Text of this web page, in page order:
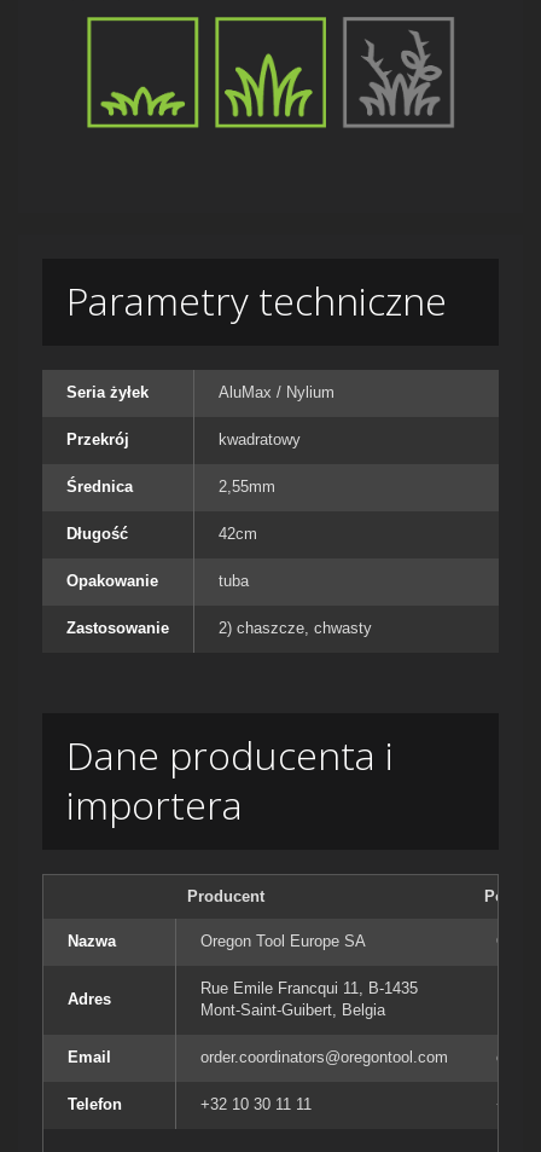
Parametry techniczne
Seria żyłek AluMax / Nylium
Przekrój kwadratowy
Średnica 2,55mm
Długość 42cm
Opakowanie tuba
Zastosowanie 2) chaszcze, chwasty
Dane producenta i
importera
Producent
Nazwa Oregon Tool Europe SA
Adres
Rue Emile Francqui 11, B-1435
Mont-Saint-Guibert, Belgia
Email order.coordinators@oregontool.com
Telefon +32 10 30 11 11 +32